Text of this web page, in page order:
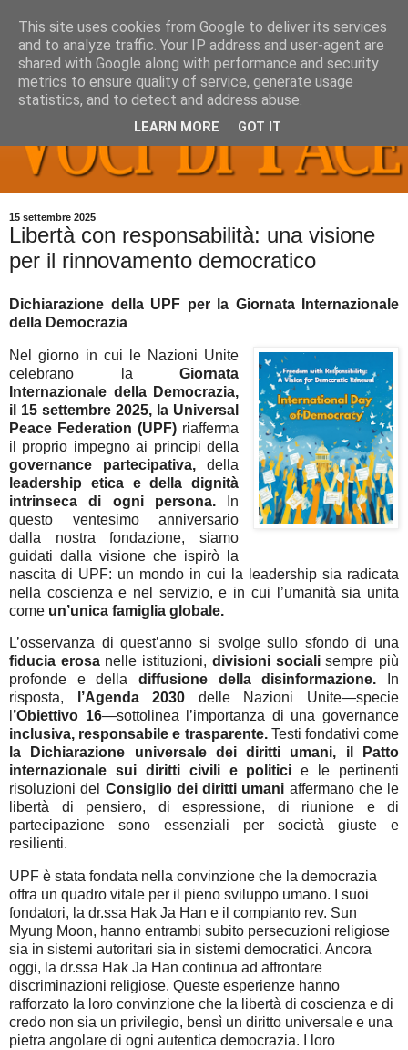
15 settembre 2025
Libertà con responsabilità: una visione
per il rinnovamento democratico
Dichiarazione della UPF per la Giornata Internazionale
della Democrazia
Nel giorno in cui le Nazioni Unite
celebrano laGiornata
Internazionale della Democrazia,
il 15 settembre 2025, la Universal
Peace Federation (UPF) riafferma
il proprio impegno ai principi della
governance partecipativa,della
leadership etica e della dignità
intrinseca di ogni persona.
In
questo ventesimo anniversario
dalla nostra fondazione, siamo
guidati dalla visione che ispirò la
nascita di UPF: un mondo in cui la leadership sia radicata
nella coscienza e nel servizio, e in cui l’umanità sia unita
come un’unica famiglia globale.
L’osservanza di quest’anno si svolge sullo sfondo di una
fiducia erosanelle istituzioni, divisioni socialisempre più
profonde e della diffusione della disinformazione. In
risposta,
l’Agenda 2030 delle Nazioni Unite—specie
’Obiettivo 16—sottolinea l’importanza di una governance
inclusiva, responsabile e trasparente. Testi fondativi come
la Dichiarazione universale dei diritti umani, il Patto
internazionale sui diritti civili e politici e le pertinenti
risoluzioni del Consiglio dei diritti umani affermano che le
libertà di pensiero, di espressione, di riunione e di
partecipazione sono essenziali per società giuste e
resilienti.
UPF è stata fondata nella convinzione che la democrazia
offra un quadro vitale per il pieno sviluppo umano. I suoi
fondatori, la dr.ssa Hak Ja Han e il compianto rev. Sun
Myung Moon, hanno entrambi subito persecuzioni religiose
sia in sistemi autoritari sia in sistemi democratici. Ancora
oggi, la dr.ssa Hak Ja Han continua ad affrontare
discriminazioni religiose. Queste esperienze hanno
rafforzato la loro convinzione che la libertà di coscienza e di
credo non sia un privilegio, bensì un diritto universale e una
pietra angolare di ogni autentica democrazia. I loro
This site uses cookies from Google to deliver its services
and to analyze traffic. Your IP address and user-agent are
shared with Google along with performance and security
metrics to ensure quality of service, generate usage
statistics, and to detect and address abuse.
LEARN MORE GOT IT